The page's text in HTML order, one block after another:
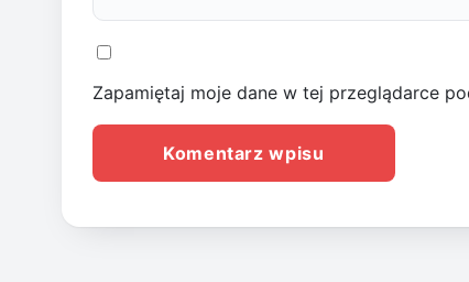
Zapamiętaj moje dane w tej przeglądarce